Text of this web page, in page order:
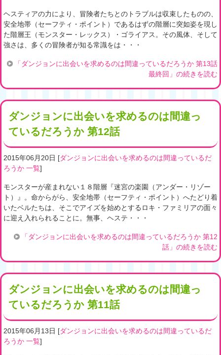
ヘスティアの力により、冒険者たちとのトラブルは収束したものの、
安全地帯（セーフティ・ポイント）であるはずの階層に突如姿を現し
た階層王（モンスター・レックス）・ゴライアス。その風体、そして
強さは、多くの冒険者が知る常識をは・・・
「ダンジョンに出会いを求めるのは間違っているだろうか 第13話
最終回」の続きを読む
ダンジョンに出会いを求めるのは間違っ
ているだろうか 第12話
2015年06月20日 [ダンジョンに出会いを求めるのは間違っているだ
ろうか 一覧]
モンスターが産まれない１８階層『迷宮の楽園（アンダー・リゾー
ト）』。命からがら、安全地帯（セーフティ・ポイント）へたどり着
いたベルたちは、そこでアイズを始めとするロキ・ファミリアの面々
に迎え入れられることに。無事、ヘステ・・・
「ダンジョンに出会いを求めるのは間違っているだろうか 第12
話」の続きを読む
ダンジョンに出会いを求めるのは間違っ
ているだろうか 第11話
2015年06月13日 [ダンジョンに出会いを求めるのは間違っているだ
ろうか 一覧]